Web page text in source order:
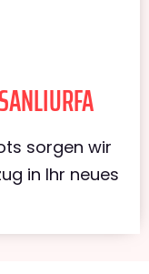
sorgen wir
in Ihr neues